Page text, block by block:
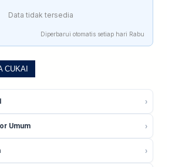
Data tidak tersedia
Diperbarui otomatis setiap hari Rabu
CUKAI
›
Umum ›
›